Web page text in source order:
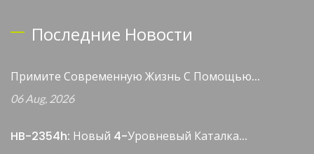
Последние Новости
Примите Современную Жизнь С Помощью...
06 Aug, 2026
HB-2354h: Новый 4-Уровневый Каталка...